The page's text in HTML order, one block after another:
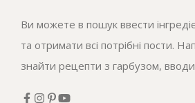
Ви можете в пошук ввести
та отримати всі потрібні пости.
знайти рецепти з гарбузом,